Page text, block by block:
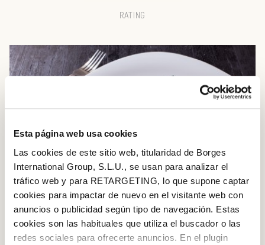
Esta página web usa cookies
Las cookies de este sitio web, titularidad de Borges
International Group, S.L.U., se usan para analizar el
tráfico web y para RETARGETING, lo que supone captar
cookies para impactar de nuevo en el visitante web con
anuncios o publicidad según tipo de navegación. Estas
cookies son las habituales que utiliza el buscador o las
redes sociales para ofrecerte anuncios. En el plugin
RATING